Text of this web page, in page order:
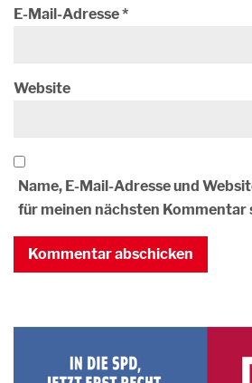
E-Mail-Adresse*
Website
Name, E-Mail-Adresse und
für meinen nächsten Kommentar